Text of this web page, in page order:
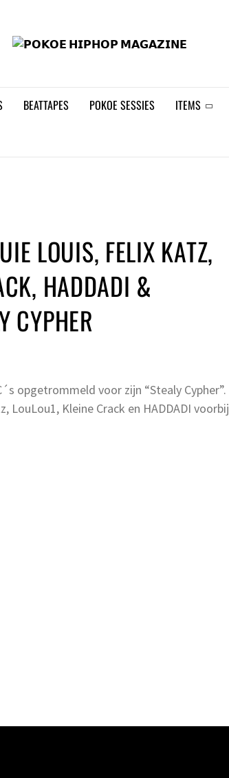
BEATTAPES POKOE SESSIES ITEMS
LOUIS, FELIX KATZ,
HADDADI &
CYPHER
opgetrommeld voor zijn “Stealy Cypher”.
LouLou1, Kleine Crack en HADDADI voorbij